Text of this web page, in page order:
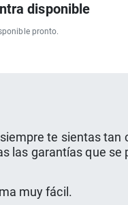
disponible
pronto.
te sientas
las garantías que se
muy fácil.